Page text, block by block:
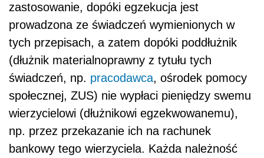
zastosowanie, dopóki egzekucja jest
prowadzona ze świadczeń wymienionych w
tych przepisach, a zatem dopóki poddłużnik
(dłużnik materialnoprawny z tytułu tych
świadczeń, np. pracodawca, ośrodek pomocy
społecznej, ZUS) nie wypłaci pieniędzy swemu
wierzycielowi (dłużnikowi egzekwowanemu),
np. przez przekazanie ich na rachunek
bankowy tego wierzyciela. Każda należność